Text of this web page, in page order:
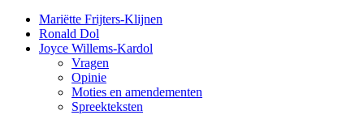
Mariëtte Frijters-Klijnen
Ronald Dol
Joyce Willems-Kardol
Vragen
Opinie
Moties en amendementen
Spreekteksten